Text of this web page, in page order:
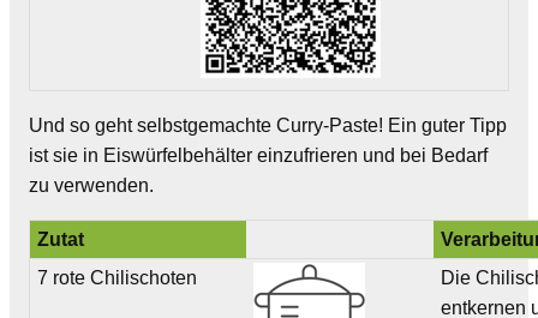
Und so geht selbstgemachte Curry-Paste! Ein guter Tipp
ist sie in Eiswürfelbehälter einzufrieren und bei Bedarf
zu verwenden.
Zutat
7 rote Chilischoten
Die
entkernen